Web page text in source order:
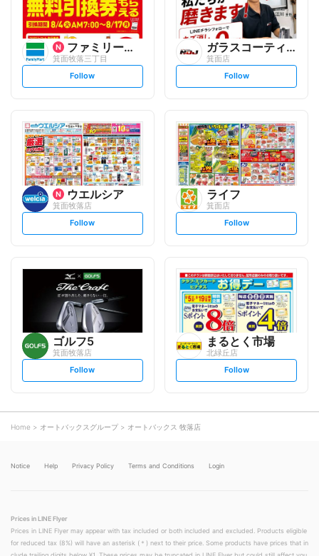
ファミリーマート
箕面牧落三丁目
s
t
l
o
w
Follow
ガラスコーティング専門店NO...
箕面店
s
t
l
o
w
Follow
ウエルシア
箕面牧落店
s
t
l
o
w
Follow
ライフ
箕面店
s
t
o
w
Follow
ゴルフ5
箕面牧落店
s
t
o
w
Follow
まるとく市場
北緑丘店
s
t
Follow
Home オートバックスグループ オートバックス 牧落店
Notice Help Privacy Policy Terms and Conditions Login
Prices in LINE Flyer
Prices in LINE Flyer may appear with tax included or both included and excluded. Products eligible
for reduced tax (8%) will have an asterisk (＊) next to their price. Some products have prices that in